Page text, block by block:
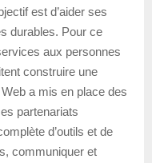
est d’aider ses
durables. Pour ce
aux personnes
construire une
a mis en place des
partenariats
d’outils et de
communiquer et